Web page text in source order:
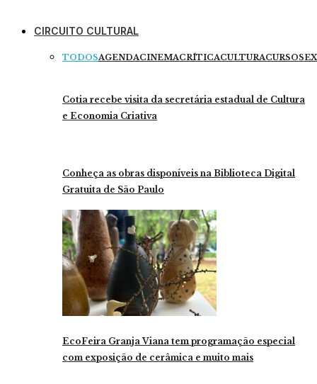
CIRCUITO CULTURAL
TODOSAGENDACINEMACRÍTICACULTURACURSOS
Cotia recebe visita da secretária estadual de Cultura
e Economia Criativa
Conheça as obras disponíveis na Biblioteca Digital
Gratuita de São Paulo
EcoFeira Granja Viana tem programação especial
com exposição de cerâmica e muito mais